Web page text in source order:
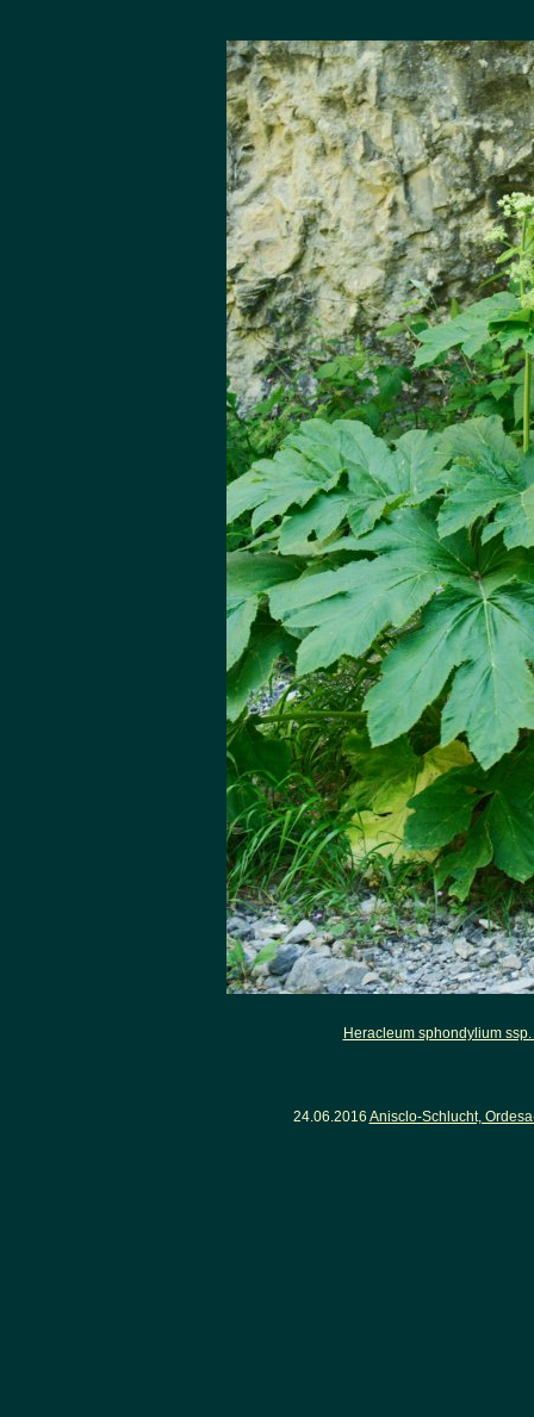
Heracleum sphondylium
24.06.2016 Anisclo-Schlucht,